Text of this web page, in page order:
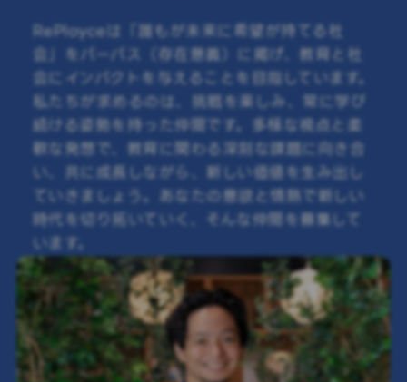
RePlayceは「誰もが未来に希望が持てる社
会」をパーパス（存在意義）に掲げ、教育と社
会にインパクトを与えることを目指しています。
私たちが求めるのは、挑戦を楽しみ、常に学び
続ける姿勢を持った仲間です。多様な視点と柔
軟な発想で、教育に関わる深刻な課題に向き合
い、共に成長しながら、新しい価値を生み出し
ていきましょう。あなたの意欲と情熱で新しい
時代を切り拓いていく、そんな仲間を募集して
います。